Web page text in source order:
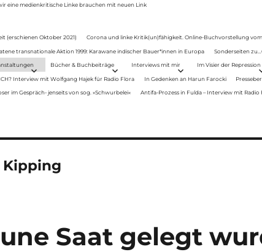
eine medienkritische Linke brauchen mit neuen Link
(erschienen Oktober 2021) Corona und linke Kritik(un)fähigkeit. Online-Buchvorstellung vom
transnationale Aktion 1999: Karawane indischer Bauer*innen in Europa Sonderseiten
Bücher & Buchbeiträge Interviews mit mir Im Visier der Repression
Interview mit Wolfgang Hajek für Radio Flora In Gedenken an Harun Farocki
im Gespräch- jenseits von sog. »Schwurbelei« Antifa-Prozess in Fulda – Interview mit Radio
Kipping
Saat gelegt